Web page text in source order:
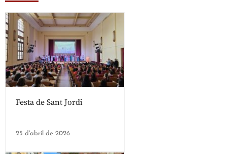
Festa de Sant Jordi
25 d'abril de 2026